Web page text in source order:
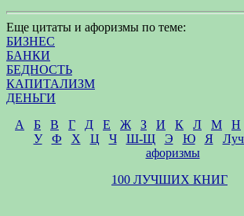
Еще цитаты и афоризмы по теме:
БИЗНЕС
БАНКИ
БЕДНОСТЬ
КАПИТАЛИЗМ
ДЕНЬГИ
А
Б В Г Д Е Ж З И К Л М Н
У
Ф Х Ц Ч Ш-Щ Э Ю Я
афоризмы
100 ЛУЧШИХ КНИГ